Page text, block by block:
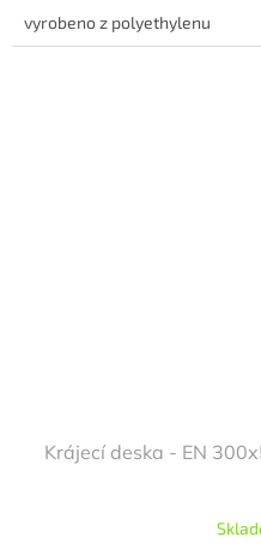
vyrobeno z polyethylenu
Krájecí deska - EN